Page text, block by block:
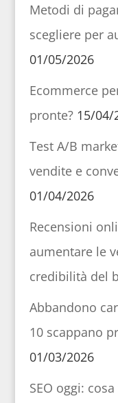
Metodi di
scegliere per
01/05/2026
Ecommerce
pronte? 15/04/
Test A/B
vendite e
01/04/2026
Recensioni
aumentare le
credibilità del
Abbandono
10 scappano
01/03/2026
SEO oggi: